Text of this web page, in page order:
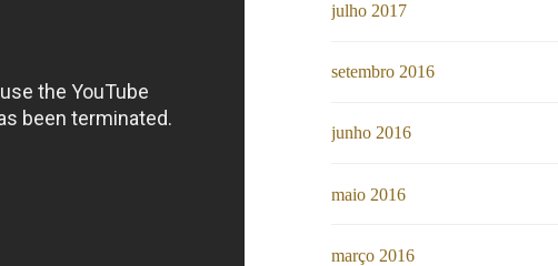
julho 2017
setembro 2016
junho 2016
maio 2016
março 2016